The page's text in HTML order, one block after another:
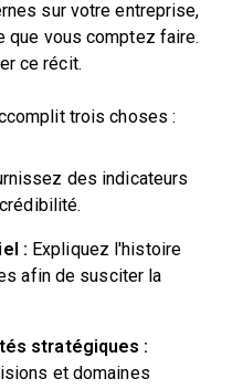
sur votre entreprise,
que vous comptez faire.
ce récit.
trois choses :
des indicateurs
: Expliquez l'histoire
afin de susciter la
stratégiques :
et domaines